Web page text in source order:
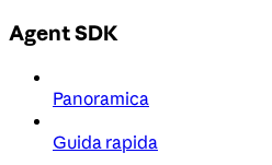
Agent SDK
Panoramica
Guida rapida